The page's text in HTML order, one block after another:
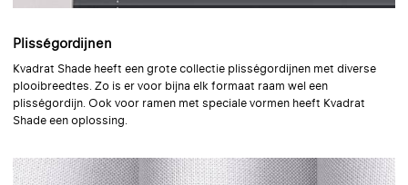
Plisségordijnen
Kvadrat Shade heeft een grote collectie plisségordijnen met diverse
plooibreedtes. Zo is er voor bijna elk formaat raam wel een
plisségordijn. Ook voor ramen met speciale vormen heeft Kvadrat
Shade een oplossing.